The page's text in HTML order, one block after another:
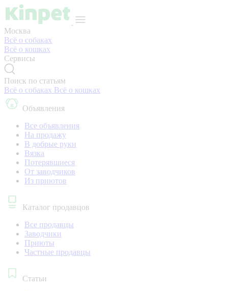
Москва
Всё о собаках
Всё о кошках
Сервисы
Поиск по статьям
Всё о собаках Всё о кошках
Объявления
Все объявления
На продажу
В добрые руки
Вязка
Потерявшиеся
От заводчиков
Из приютов
Каталог продавцов
Все продавцы
Заводчики
Приюты
Частные продавцы
Статьи